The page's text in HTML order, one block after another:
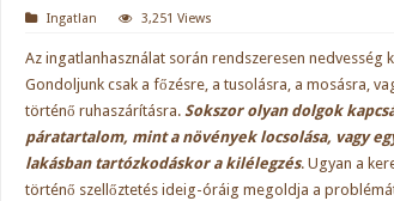
Ingatlan 3,251 Views
Az ingatlanhasználat során rendszeresen nedvesség
Gondoljunk csak a főzésre, a tusolásra, a mosásra,
történő ruhaszárításra. Sokszor olyan dolgok
páratartalom, mint a növények locsolása, vagy
lakásban tartózkodáskor a kilélegzés. Ugyan a
történő szellőztetés ideig-óráig megoldja a